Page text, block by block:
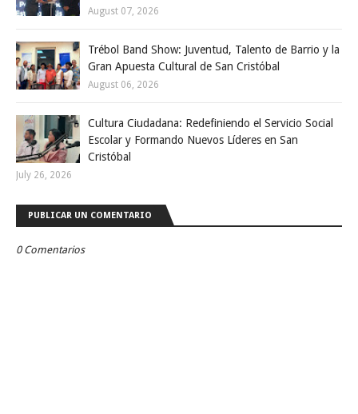
August 07, 2026
Trébol Band Show: Juventud, Talento de Barrio y la
Gran Apuesta Cultural de San Cristóbal
August 06, 2026
Cultura Ciudadana: Redefiniendo el Servicio Social
Escolar y Formando Nuevos Líderes en San
Cristóbal
July 26, 2026
PUBLICAR UN COMENTARIO
0 Comentarios